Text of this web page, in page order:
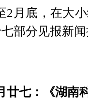
2月底，在大
部分见报新
廿七：《湖南